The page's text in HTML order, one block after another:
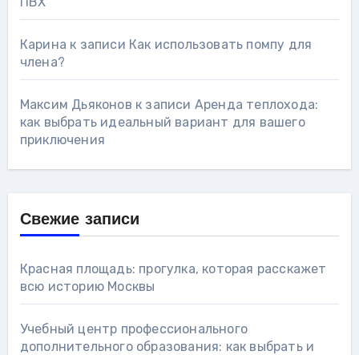
Карина к записи Как использовать помпу для
члена?
Максим Дьяконов к записи Аренда теплохода:
как выбрать идеальный вариант для вашего
приключения
Свежие записи
Красная площадь: прогулка, которая расскажет
всю историю Москвы
Учебный центр профессионального
дополнительного образования: как выбрать и